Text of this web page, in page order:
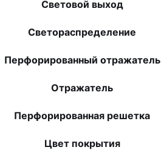
Световой выход
Светораспределение
Перфорированный отражатель
Отражатель
Перфорированная решетка
Цвет покрытия